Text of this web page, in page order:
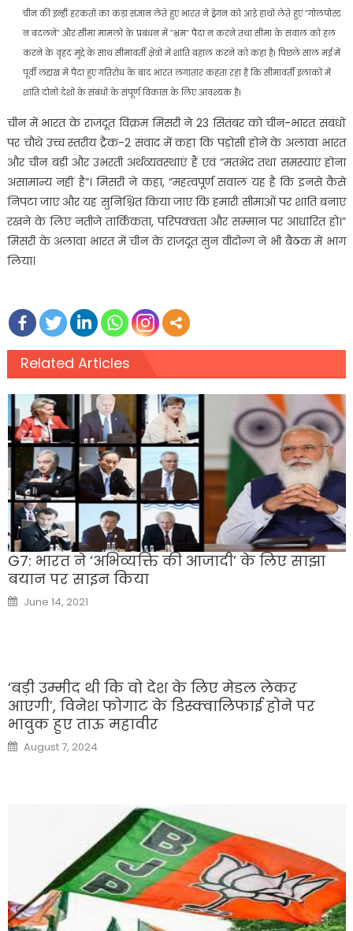
चीन की इन्हीं हरकतों का कड़ा संज्ञान लेते हुए भारत ने ड्रेगन को आडे़ हाथों लेते हुए ”गोलपोस्ट
न बदलने” और सीमा मामलों के प्रबंधन में ”भ्रम” पैदा न करने तथा सीमा के सवाल को हल
करने के वृहद मुद्दे के साथ सीमावर्ती क्षेत्रों में शांति बहाल करने को कहा है। पिछले साल मई में
पूर्वी लद्दाख में पैदा हुए गतिरोध के बाद भारत लगातार कहता रहा है कि सीमावर्ती इलाकों में
शांति दोनों देशों के संबंधों के संपूर्ण विकास के लिए आवश्यक है।
चीन में भारत के राजदूत विक्रम मिसरी ने 23 सितंबर को चीन-भारत संबंधों
पर चौथे उच्च स्तरीय ट्रैक-2 संवाद में कहा कि पड़ोसी होने के अलावा भारत
और चीन बड़ी और उभरती अर्थव्यवस्थाएं हैं एवं ”मतभेद तथा समस्याएं होना
असामान्य नहीं है”। मिसरी ने कहा, ”महत्वपूर्ण सवाल यह है कि इनसे कैसे
निपटा जाए और यह सुनिश्चित किया जाए कि हमारी सीमाओं पर शांति बनाए
रखने के लिए नतीजे तार्किकता, परिपक्वता और सम्मान पर आधारित हो।”
मिसरी के अलावा भारत में चीन के राजदूत सुन वीदोन्ग ने भी बैठक में भाग
लिया।
Related Articles
G7: भारत ने ‘अभिव्यक्ति की आजादी’ के लिए साझा
बयान पर साइन किया
Posted
on
June 14, 2021
‘बड़ी उम्मीद थी कि वो देश के लिए मेडल लेकर
आएगी’, विनेश फोगाट के डिस्क्वालिफाई होने पर
भावुक हुए ताऊ महावीर
Posted
on
August 7, 2024